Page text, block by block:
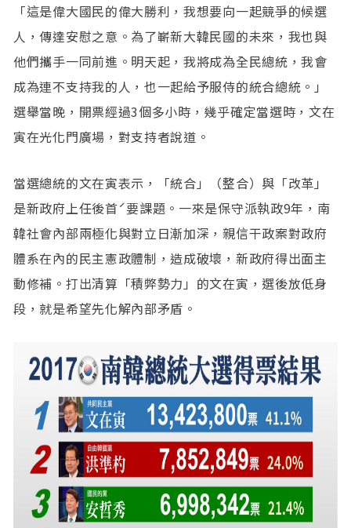
「這是偉大國民的偉大勝利，我想要向一起競爭的候選
人，傳達安慰之意。為了嶄新大韓民國的未來，我也與
他們攜手一同前進。明天起，我將成為全民總統，我會
成為連不支持我的人，也一起給予服侍的統合總統。」
選舉當晚，開票經過3個多小時，幾乎確定當選時，文在
寅在光化門廣場，對支持者說道。
當選總統的文在寅表示，「統合」（整合）與「改革」
是新政府上任後首ˊ要課題。一來是保守派執政9年，南
韓社會內部兩極化與對立日漸加深，親信干政案對政府
體系在內的民主憲政體制，造成破壞，新政府得出面主
動修補。打出清算「積弊勢力」的文在寅，選後放低身
段，就是希望先化解內部矛盾。